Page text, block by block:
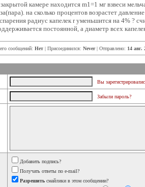
камере находится m1=1 мг взвеси
на сколько процентов возрастет
радиус капелек r уменьшится на 4% ?
постоянной, а диаметр всех
сообщений: Нет | Присоединился: Never| Отправлено: 14 авг.
Вы
Забыли пароль?
Добавить подпись?
Получать ответы по e-mail?
Разрешить смайлики в этом сообщении?